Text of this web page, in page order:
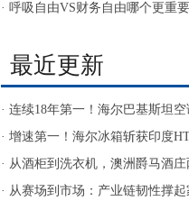
量
· 呼吸自由VS财务自由哪个更重
最近更新
· 连续18年第一！海尔巴基斯坦
年
· 增速第一！海尔冰箱斩获印度
牌"奖
· 从酒柜到洗衣机，澳洲爵马酒
· 从赛场到市场：产业链韧性撑